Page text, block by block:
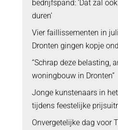
bedrijfspand: ‘Dat zal
duren’
Vier faillissementen in
Dronten gingen kopje
“Schrap deze belasting,
woningbouw in Dronten”
Jonge kunstenaars in
tijdens feestelijke
Onvergetelijke dag voor